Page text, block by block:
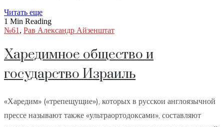
Читать еще
1 Min Reading
№61 , Рав Александр Айзенштат
Харедимное общество и
государство Израиль
«Харедим» («трепещущие»), которых в русскои англоязычной
прессе называют также «ультраортодоксами», составляют